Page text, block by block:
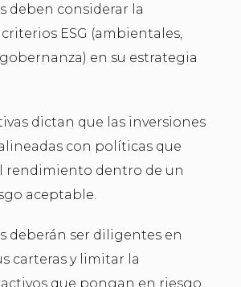
deben considerar la
ESG (ambientales,
en su estrategia
dictan que las inversiones
con políticas que
rendimiento dentro de un
aceptable.
deberán ser diligentes en
carteras y limitar la
que pongan en riesgo